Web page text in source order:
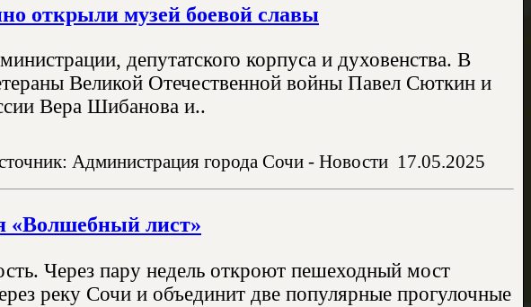
открыли музей боевой славы
депутатского корпуса и духовенства. В
Великой Отечественной войны Павел Сюткин и
Вера Шибанова и..
Администрация города Сочи - Новости 17.05.2025
«Волшебный лист»
Через пару недель откроют пешеходный мост
реку Сочи и объединит две популярные прогулочные